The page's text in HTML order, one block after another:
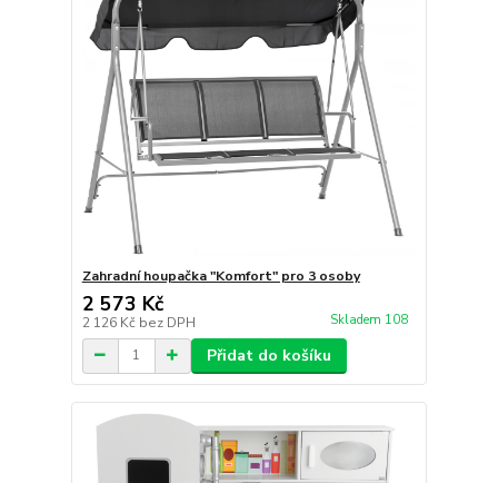
Zahradní houpačka "Komfort" pro 3 osoby
2 573 Kč
2 126 Kč bez DPH Skladem 108
Přidat do košíku